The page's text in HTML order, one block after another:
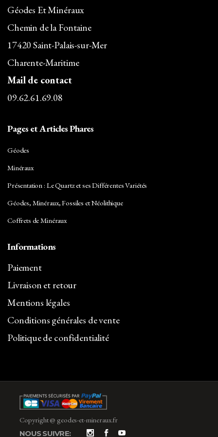
Géodes Et Minéraux
Chemin de la Fontaine
17420 Saint-Palais-sur-Mer
Charente-Maritime
Mail de contact
09.62.61.69.08
Pages et Articles Phares
Géodes
Minéraux
Présentation : Le Quartz et ses Différentes Variétés
Géodes, Minéraux, Fossiles et Néolithique
Coffrets de Minéraux
Informations
Paiement
Livraison et retour
Mentions légales
Conditions générales de vente
Politique de confidentialité
Copyright @ geodes-et-mineraux.fr
NOUS SUIVRE: